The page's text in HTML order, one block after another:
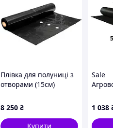
Плівка для полуниці з
отворами (15см)
1,0м*1000м, 40мкм, на
3 роки
8 250 ₴
Купити
Sale
1 038